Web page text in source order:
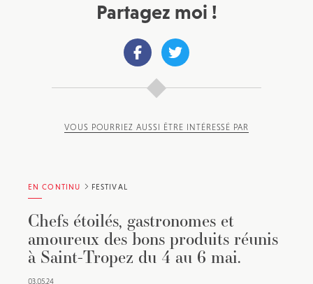
Partagez moi !
VOUS POURRIEZ AUSSI ÊTRE INTÉRESSÉ PAR
EN CONTINU FESTIVAL
Chefs étoilés, gastronomes et
amoureux des bons produits réunis
à Saint-Tropez du 4 au 6 mai.
03.05.24